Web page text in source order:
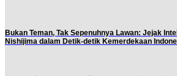
Bukan Teman, Tak Sepenuhnya Lawan: Jejak
Nishijima dalam Detik-detik Kemerdekaan